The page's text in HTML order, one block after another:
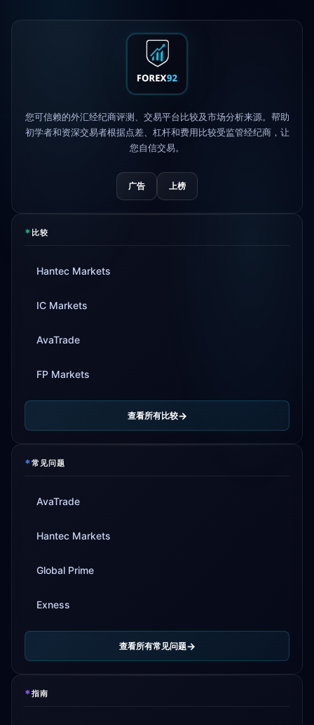
FP Markets — 新零佣金账户
失去监管牌照
Tickmill提现速度现为24小时 4d
您可信赖的外汇经纪商评测、交易平台比较及市场分析来源。帮助
初学者和资深交易者根据点差、杠杆和费用比较受监管经纪商，让
您自信交易。
广告 上榜
* 比较
Hantec Markets
IC Markets
AvaTrade
FP Markets
查看所有比较
*常见问题
AvaTrade
Hantec Markets
Global Prime
Exness
查看所有常见问题
*指南